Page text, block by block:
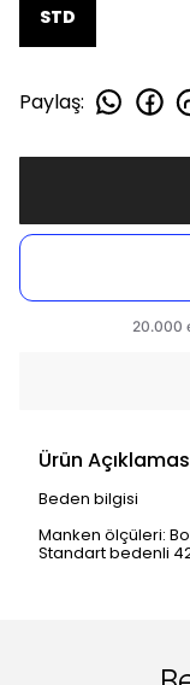
STD
Paylaş:
Ürün
Beden bilgisi
Manken ölçüleri:
Standart bedenli